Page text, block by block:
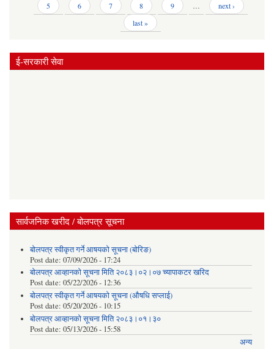
5
6 7 8 9 …
next ›
last »
ई-सरकारी सेवा
सार्वजनिक खरीद / बोलपत्र सूचना
बोलपत्र स्वीकृत गर्ने आषयको सूचना (बोरिङ)
Post date: 07/09/2026 - 17:24
बोलपत्र आव्हानको सूचना मिति २०८३।०२।०७ च्यापाकटर खरिद
Post date: 05/22/2026 - 12:36
बोलपत्र स्वीकृत गर्ने आषयको सूचना (औषधि सप्लाई)
Post date: 05/20/2026 - 10:15
बोलपत्र आव्हानको सूचना मिति २०८३।०१।३०
Post date: 05/13/2026 - 15:58
अन्य